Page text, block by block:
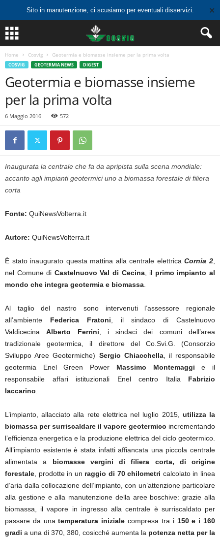
Sito in manutenzione, ci scusiamo per eventuali disservizi. ✕
Home Cosvig Geotermia e biomasse insieme per la prima volta
COSVIG GEOTERMIA NEWS DIGEST
Geotermia e biomasse insieme
per la prima volta
6 Maggio 2016 572
Inaugurata la centrale che fa da apripista sulla scena mondiale:
accanto agli impianti geotermici uno a biomassa forestale di filiera
corta
Fonte: QuiNewsVolterra.it
Autore: QuiNewsVolterra.it
È stato inaugurato questa mattina alla centrale elettricaCornia 2
nel Comune di Castelnuovo Val di Cecina, il primo impianto al
mondo che integra geotermia e biomassa
Al taglio del nastro sono intervenuti l’assessore regionale
all’ambiente Federica Fratoni , il sindaco di Castelnuovo
ValdicecinaAlberto Ferrini , i sindaci dei comuni dell’area
tradizionale geotermica, il direttore del Co.Svi.G. (Consorzio
Sviluppo Aree Geotermiche) Sergio Chiacchella, il responsabile
geotermia Enel Green Power Massimo Montemaggi e il
responsabile affari istituzionali Enel centro Italia Fabrizio
Iaccarino
L’impianto, allacciato alla rete elettrica nel luglio 2015, utilizza la
biomassa per surriscaldare il vapore geotermico incrementando
l’efficienza energetica e la produzione elettrica del ciclo geotermico.
All’impianto esistente è stata infatti affiancata una piccola centrale
alimentata a biomasse vergini di filiera corta, di origine
forestale , prodotte in un raggio di 70 chilometri calcolato in linea
d’aria dalla collocazione dell’impianto, con un’attenzione particolare
alla gestione e alla manutenzione della aree boschive: grazie alla
biomassa, il vapore in ingresso alla centrale è surriscaldato per
passare da unatemperatura iniziale compresa tra i 150 e i 160
gradi a una di 370, 380, cosicché aumenta la potenza netta per la